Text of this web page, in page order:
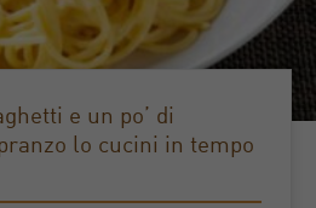
e un po’ di
lo cucini in tempo